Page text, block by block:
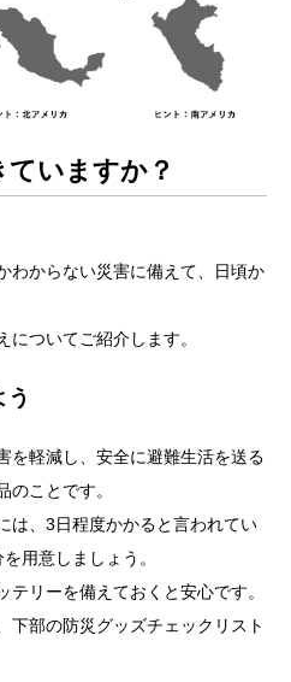
ていますか？
わからない災害に備えて、日頃か
ついてご紹介します。
う
を軽減し、安全に避難生活を送る
のことです。
は、3日程度かかると言われてい
用意しましょう。
テリーを備えておくと安心です。
下部の防災グッズチェックリスト